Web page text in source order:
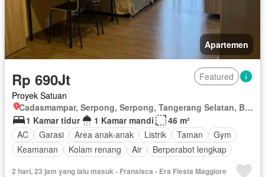
Apartemen
Rp 690Jt
Featured
Proyek Satuan
Cadasmampar, Serpong, Serpong, Tangerang Selatan, Banten
1 Kamar tidur
1 Kamar mandi
46 m²
AC
Garasi Area anak-anak Listrik Taman
Gym
Keamanan
Kolam renang Air Berperabot lengkap
2 hari, 23 jam yang lalu masuk - Fransisca - Era Fiesta Maggiore